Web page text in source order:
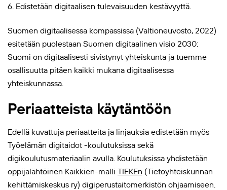
6. Edistetään digitaalisen tulevaisuuden kestävyyttä.
Suomen digitaalisessa kompassissa (Valtioneuvosto, 2022)
esitetään puolestaan Suomen digitaalinen visio 2030:
Suomi on digitaalisesti sivistynyt yhteiskunta ja tuemme
osallisuutta pitäen kaikki mukana digitaalisessa
yhteiskunnassa.
Periaatteista käytäntöön
Edellä kuvattuja periaatteita ja linjauksia edistetään myös
Työelämän digitaidot -koulutuksissa sekä
digikoulutusmateriaalin avulla. Koulutuksissa yhdistetään
oppijalähtöinen Kaikkien-malli TIEKEn (Tietoyhteiskunnan
kehittämiskeskus ry) digiperustaitomerkistön ohjaamiseen.